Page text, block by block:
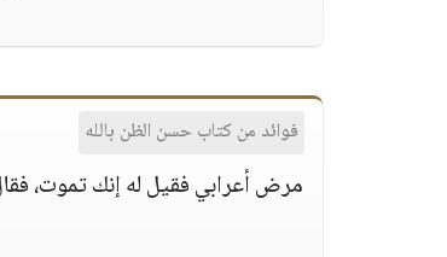
فوائد من كتاب حسن الظن بالله
مرض أعرابي فقيل له إنك تموت،